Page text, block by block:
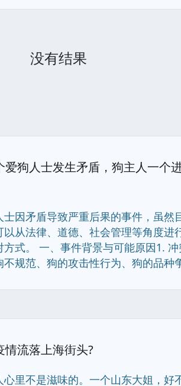
没有结果
狗人士发生矛盾，狗主人一个
因矛盾导致严重后果的事件，虽然
从法律、道德、社会管理等角度进
式。 一、事件背景与可能原因1.
规范、狗的攻击性行为、狗的品种
流落上海街头?
里不是滋味的。一个山东大姐，好